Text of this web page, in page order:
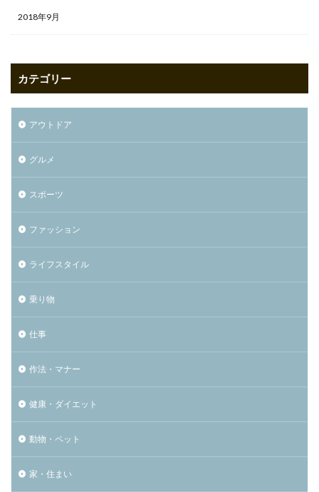
2018年9月
カテゴリー
アウトドア
グルメ
スポーツ
ファッション
ライフスタイル
乗り物
仕事
作法・マナー
健康・ダイエット
動物・ペット
家・住まい